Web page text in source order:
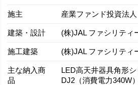
施主 産業ファンド投資法人
建築・設計 (株)JAL ファシリティ
施工建築 (株)JAL ファシリティ
主な納入商
品
LED高天井器具角形
DJ2（消費電力340W